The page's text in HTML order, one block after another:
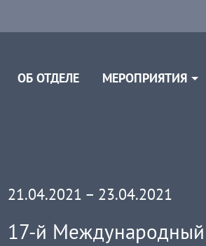
ОБ ОТДЕЛЕ МЕРОПРИЯТИЯ
21.04.2021 – 23.04.2021
17-й